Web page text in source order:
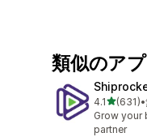
類似のアプ
4.15つ星中
(631)
合計レビュ•
Grow your
partner